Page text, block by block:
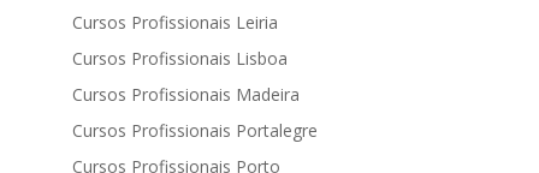
Cursos Profissionais Leiria
Cursos Profissionais Lisboa
Cursos Profissionais Madeira
Cursos Profissionais Portalegre
Cursos Profissionais Porto